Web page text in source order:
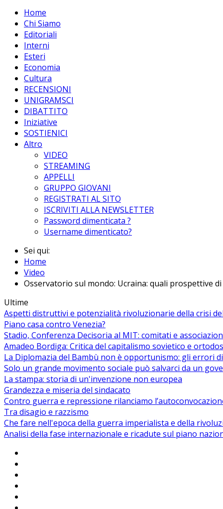
Home
Chi Siamo
Editoriali
Interni
Esteri
Economia
Cultura
RECENSIONI
UNIGRAMSCI
DIBATTITO
Iniziative
SOSTIENICI
Altro
VIDEO
STREAMING
APPELLI
GRUPPO GIOVANI
REGISTRATI AL SITO
ISCRIVITI ALLA NEWSLETTER
Password dimenticata ?
Username dimenticato?
Sei qui:
Home
Video
Osservatorio sul mondo: Ucraina: quali prospettive di
Ultime
Aspetti distruttivi e potenzialità rivoluzionarie della crisi
Piano casa contro Venezia?
Stadio, Conferenza Decisoria al MIT: comitati e
Amadeo Bordiga: Critica del capitalismo sovietico e
La Diplomazia del Bambù non è opportunismo: gli errori
Solo un grande movimento sociale può salvarci da un
La stampa: storia di un'invenzione non europea
Grandezza e miseria del sindacato
Contro guerra e repressione rilanciamo
Tra disagio e razzismo
Che fare nell'epoca della guerra imperialista e della
Analisi della fase internazionale e ricadute sul piano